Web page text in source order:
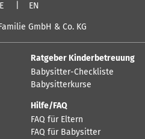
EN
GmbH & Co. KG
Ratgeber Kinderbetreuung
Babysitter-Checkliste
Babysitterkurse
Hilfe/FAQ
FAQ für Eltern
FAQ für Babysitter